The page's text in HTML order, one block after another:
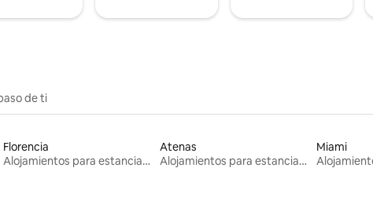
de ti
Florencia
Alojamientos para estancias largas
Atenas
Alojamientos para estancias largas
Miami